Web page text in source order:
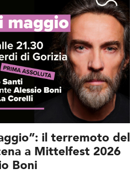
il terremoto del
a Mittelfest 2026
Boni